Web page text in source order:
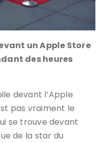
un Apple Store
des heures
devant l’Apple
pas vraiment le
se trouve devant
de la star du